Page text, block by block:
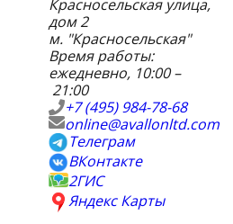
Красносельская улица,
дом 2
м. "Красносельская"
Время работы:
ежедневно, 10:00 –
21:00
+7 (495) 984-78-68
online@avallonltd.com
Телеграм
ВКонтакте
2ГИС
Яндекс Карты